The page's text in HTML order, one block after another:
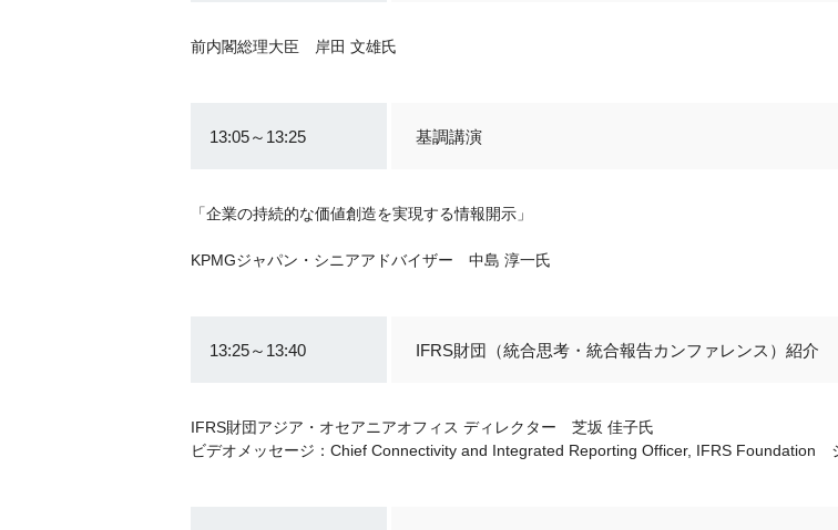
前内閣総理大臣 岸田 文雄氏
13:05～13:25 基調講演
「企業の持続的な価値創造を実現する情報開示」
KPMGジャパン・シニアアドバイザー 中島 淳一氏
13:25～13:40 IFRS財団（統合思考・統合報告カンファレンス）紹介
IFRS財団アジア・オセアニアオフィス ディレクター 芝坂 佳子氏
ビデオメッセージ：Chief Connectivity and Integrated Reporting Officer, IFRS Foundation